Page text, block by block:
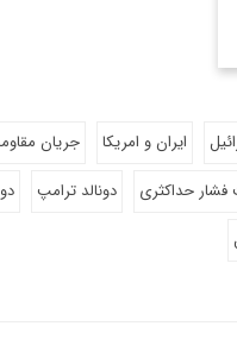
ایران و امریکا جریان
فشار حداکثری دونالد ترامپ